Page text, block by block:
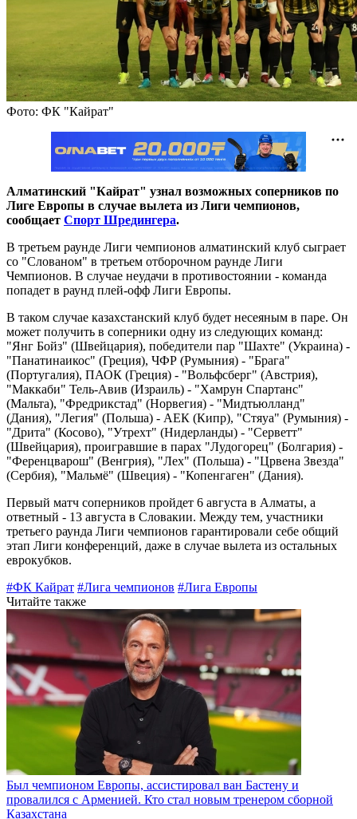
Фото: ФК "Кайрат"
Алматинский "Кайрат" узнал возможных соперников по
Лиге Европы в случае вылета из Лиги чемпионов,
сообщает Спорт Шредингера.
В третьем раунде Лиги чемпионов алматинский клуб сыграет
со "Слованом" в третьем отборочном раунде Лиги
Чемпионов. В случае неудачи в противостоянии - команда
попадет в раунд плей-офф Лиги Европы.
В таком случае казахстанский клуб будет несеяным в паре. Он
может получить в соперники одну из следующих команд:
"Янг Бойз" (Швейцария), победители пар "Шахте" (Украина) -
"Панатинаикос" (Греция), ЧФР (Румыния) - "Брага"
(Португалия), ПАОК (Греция) - "Вольфсберг" (Австрия),
"Маккаби" Тель-Авив (Израиль) - "Хамрун Спартанс"
(Мальта), "Фредрикстад" (Норвегия) - "Мидтьюлланд"
(Дания), "Легия" (Польша) - АЕК (Кипр), "Стяуа" (Румыния) -
"Дрита" (Косово), "Утрехт" (Нидерланды) - "Серветт"
(Швейцария), проигравшие в парах "Лудогорец" (Болгария) -
"Ференцварош" (Венгрия), "Лех" (Польша) - "Црвена Звезда"
(Сербия), "Мальмё" (Швеция) - "Копенгаген" (Дания).
Первый матч соперников пройдет 6 августа в Алматы, а
ответный - 13 августа в Словакии. Между тем, участники
третьего раунда Лиги чемпионов гарантировали себе общий
этап Лиги конференций, даже в случае вылета из остальных
еврокубков.
#ФК Кайрат #Лига чемпионов #Лига Европы
Читайте также
Был чемпионом Европы, ассистировал ван Бастену и
провалился с Арменией. Кто стал новым тренером сборной
Казахстана